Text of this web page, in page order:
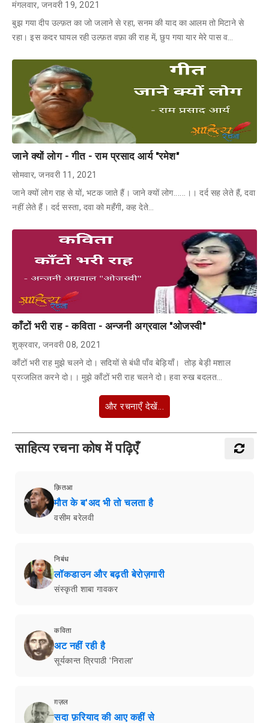
मंगलवार, जनवरी 19, 2021
बुझ गया दीप उल्फ़त का जो जलाने से रहा, सनम की याद का आलम तो मिटाने से
रहा। इस कदर घायल रही उल्फ़त वफ़ा की राह में, छुप गया यार मेरे पास व…
जाने क्यों लोग - गीत - राम प्रसाद आर्य "रमेश"
सोमवार, जनवरी 11, 2021
जाने क्यों लोग राह से यों, भटक जाते हैं। जाने क्यों लोग......।। दर्द सह लेते हैं, दवा
नहीं लेते हैं। दर्द सस्ता, दवा को महँगी, कह देते…
काँटों भरी राह - कविता - अन्जनी अग्रवाल "ओजस्वी"
शुक्रवार, जनवरी 08, 2021
काँटों भरी राह मुझे चलने दो। सदियों से बंधी पाँव बेड़ियाँ। तोड़ बेड़ी मशाल
प्रव्जलित करने दो।। मुझे काँटों भरी राह चलने दो। हवा रुख बदलत…
और रचनाएँ देखें...
साहित्य रचना कोष में पढ़िएँ
क़ितआ
मौत के ब'अद भी तो चलता है
वसीम बरेलवी
निबंध
लॉकडाउन और बढ़ती बेरोज़गारी
संस्कृती शाबा गावकर
कविता
अट नहीं रही है
सूर्यकान्त त्रिपाठी 'निराला'
ग़ज़ल
सदा फ़रियाद की आए कहीं से